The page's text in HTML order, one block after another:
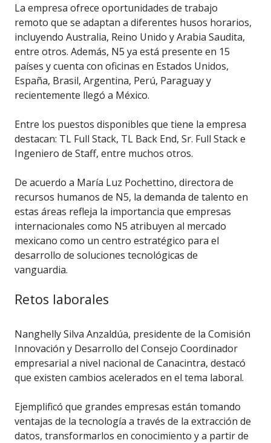
La empresa ofrece oportunidades de trabajo
remoto que se adaptan a diferentes husos horarios,
incluyendo Australia, Reino Unido y Arabia Saudita,
entre otros. Además, N5 ya está presente en 15
países y cuenta con oficinas en Estados Unidos,
España, Brasil, Argentina, Perú, Paraguay y
recientemente llegó a México.
Entre los puestos disponibles que tiene la empresa
destacan: TL Full Stack, TL Back End, Sr. Full Stack e
Ingeniero de Staff, entre muchos otros.
De acuerdo a María Luz Pochettino, directora de
recursos humanos de N5, la demanda de talento en
estas áreas refleja la importancia que empresas
internacionales como N5 atribuyen al mercado
mexicano como un centro estratégico para el
desarrollo de soluciones tecnológicas de
vanguardia.
Retos laborales
Nanghelly Silva Anzaldúa, presidente de la Comisión
Innovación y Desarrollo del Consejo Coordinador
empresarial a nivel nacional de Canacintra, destacó
que existen cambios acelerados en el tema laboral.
Ejemplificó que grandes empresas están tomando
ventajas de la tecnología a través de la extracción de
datos, transformarlos en conocimiento y a partir de